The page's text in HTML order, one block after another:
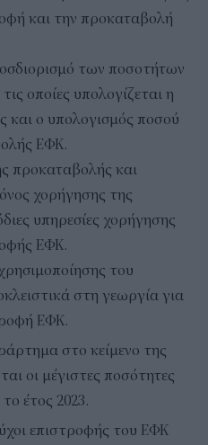
και την προκαταβολή
των ποσοτήτων
οποίες υπολογίζεται η
ο υπολογισμός ποσού
ΕΦΚ.
προκαταβολής και
χορήγησης της
υπηρεσίες χορήγησης
ΕΦΚ.
του
στη γεωργία για
ΕΦΚ.
στο κείμενο της
οι μέγιστες ποσότητες
έτος 2023.
επιστροφής του ΕΦΚ